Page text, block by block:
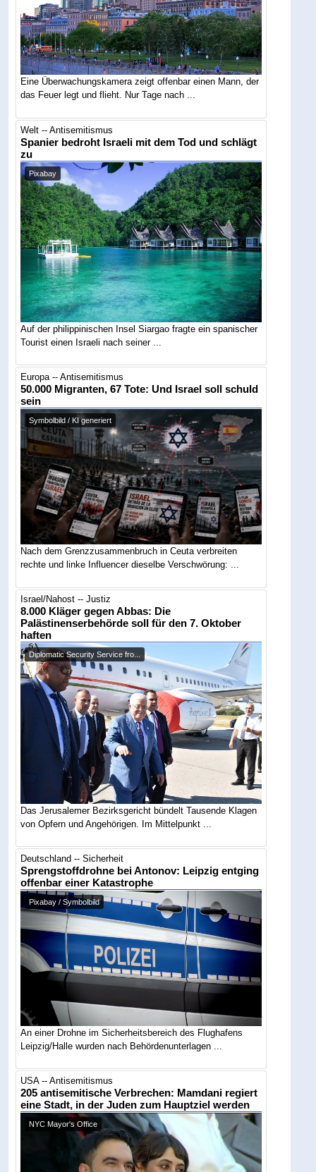
Eine Überwachungskamera zeigt offenbar einen Mann, der
das Feuer legt und flieht. Nur Tage nach ...
Welt -- Antisemitismus
Spanier bedroht Israeli mit dem Tod und schlägt
zu
Pixabay
Auf der philippinischen Insel Siargao fragte ein spanischer
Tourist einen Israeli nach seiner ...
Europa -- Antisemitismus
50.000 Migranten, 67 Tote: Und Israel soll schuld
sein
Symbolbild / KI generiert
Nach dem Grenzzusammenbruch in Ceuta verbreiten
rechte und linke Influencer dieselbe Verschwörung: ...
Israel/Nahost -- Justiz
8.000 Kläger gegen Abbas: Die
Palästinenserbehörde soll für den 7. Oktober
haften
Diplomatic Security Service fro...
Das Jerusalemer Bezirksgericht bündelt Tausende Klagen
von Opfern und Angehörigen. Im Mittelpunkt ...
Deutschland -- Sicherheit
Sprengstoffdrohne bei Antonov: Leipzig entging
offenbar einer Katastrophe
Pixabay / Symbolbild
An einer Drohne im Sicherheitsbereich des Flughafens
Leipzig/Halle wurden nach Behördenunterlagen ...
USA -- Antisemitismus
205 antisemitische Verbrechen: Mamdani regiert
eine Stadt, in der Juden zum Hauptziel werden
NYC Mayor's Office